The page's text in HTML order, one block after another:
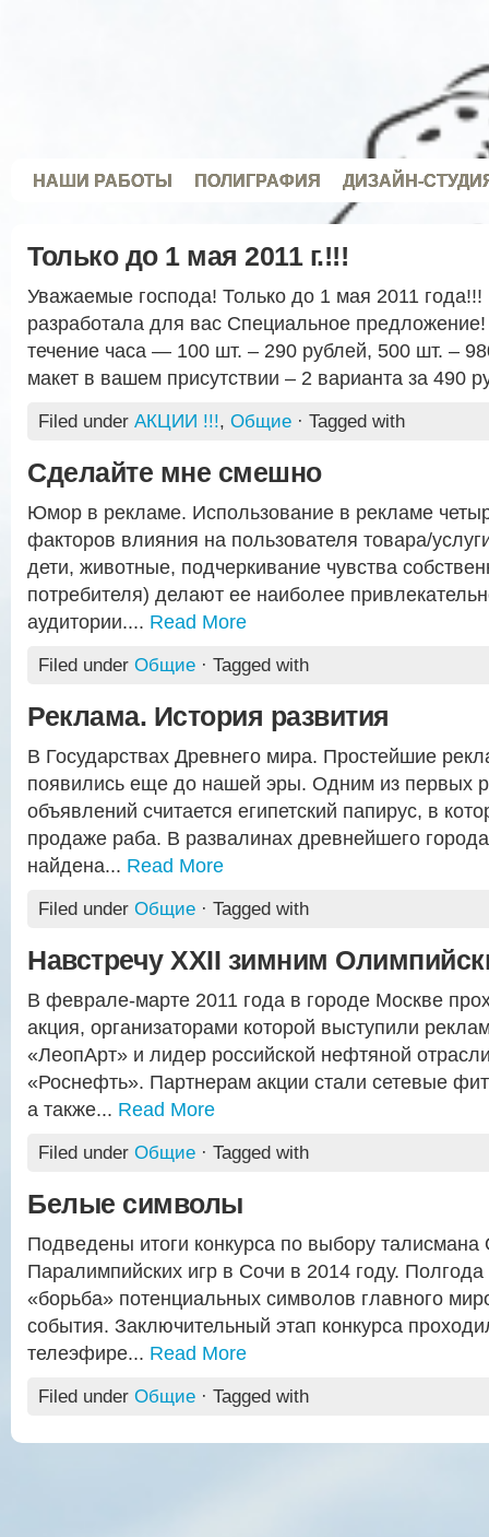
НАШИ РАБОТЫ ПОЛИГРАФИЯ ДИЗАЙН-
Только до 1 мая 2011 г.!!!
Уважаемые господа! Только до 1 мая 2011
разработала для вас Специальное
течение часа — 100 шт. – 290 рублей, 500 шт. –
макет в вашем присутствии – 2 варианта за 490
Filed under АКЦИИ !!!, Общие · Tagged with
Сделайте мне смешно
Юмор в рекламе. Использование в рекламе
факторов влияния на пользователя товара/
дети, животные, подчеркивание чувства
потребителя) делают ее наиболее
аудитории.... Read More
Filed under Общие · Tagged with
Реклама. История развития
В Государствах Древнего мира. Простейшие
появились еще до нашей эры. Одним из первых
объявлений считается египетский папирус, в
продаже раба. В развалинах древнейшего
найдена... Read More
Filed under Общие · Tagged with
Навстречу XXII зимним
В феврале-марте 2011 года в городе Москве
акция, организаторами которой выступили
«ЛеопАрт» и лидер российской нефтяной
«Роснефть». Партнерам акции стали сетевые
а также... Read More
Filed under Общие · Tagged with
Белые символы
Подведены итоги конкурса по выбору талисмана
Паралимпийских игр в Сочи в 2014 году.
«борьба» потенциальных символов главного
события. Заключительный этап конкурса
телеэфире... Read More
Filed under Общие · Tagged with